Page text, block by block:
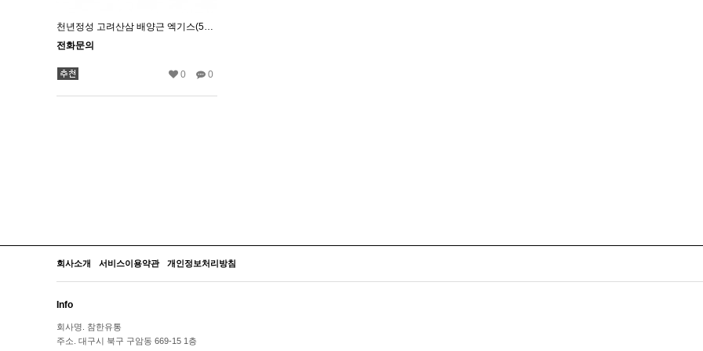
천년정성 고려산삼 배양근 엑기스(50g)
전화문의
0 0
회사소개 서비스이용약관 개인정보처리방침
Info
회사명.
참한유통
주소. 대구시 북구 구암동 669-15 1층